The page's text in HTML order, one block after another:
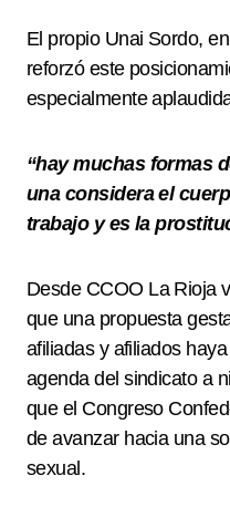
El propio Unai Sordo,
reforzó este
especialmente
“hay muchas formas
una considera el
trabajo y es la
Desde CCOO La Rioja
que una propuesta
afiliadas y afiliados
agenda del sindicato a
que el Congreso
de avanzar hacia una
sexual.